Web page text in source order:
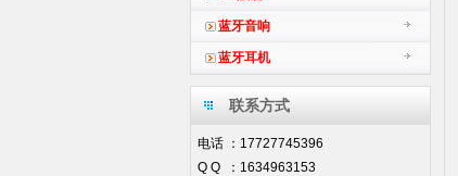
蓝牙音响
蓝牙耳机
联系方式
电话 ：17727745396
Q Q ：1634963153